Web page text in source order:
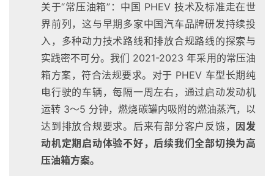
关于“常压油箱”：中国 PHEV 技术及标准走在世
界前列，这与早期多家中国汽车品牌研发持续投
入，多种动力技术路线和排放合规路线的探索与
实践密不可分。我们 2021-2023 年采用的常压油
箱方案，符合法规要求。对于 PHEV 车型长期纯
电行驶的车辆，每隔一周左右，通过启动发动机
运转 3～5 分钟，燃烧碳罐内吸附的燃油蒸汽，以
达到排放合规要求。后来有部分客户反馈，
因发
动机定期启动体验不好，后续我们全部切换为高
压油箱方案。